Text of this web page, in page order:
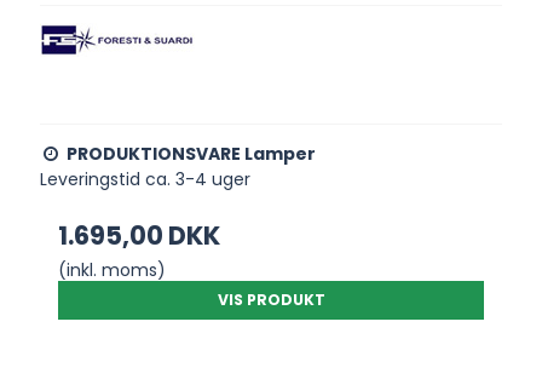
PRODUKTIONSVARE Lamper
Leveringstid ca. 3-4 uger
1.695,00 DKK
(inkl. moms)
VIS PRODUKT